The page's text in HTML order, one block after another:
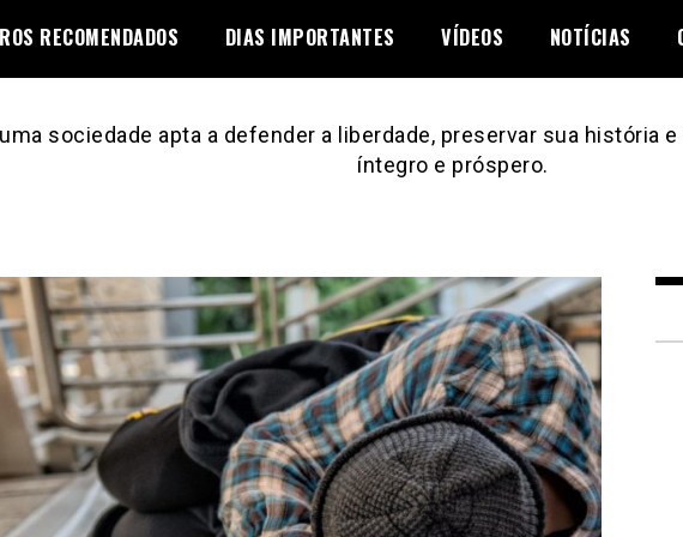
RECOMENDADOS DIAS IMPORTANTES VÍDEOS NOTÍCIAS
sociedade apta a defender a liberdade, preservar sua história
íntegro e próspero.